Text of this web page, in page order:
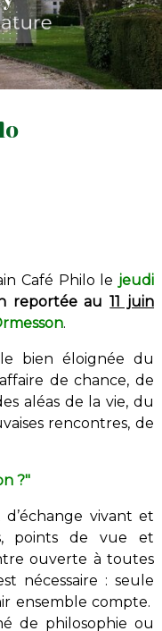
Café Philo le jeudi
reportée au11 juin
.
bien éloignée du
de chance, de
aléas de la vie, du
rencontres, de
?"
vivant et
points de vue et
ouverte à toutes
nécessaire : seule
ensemble compte.
de philosophie ou